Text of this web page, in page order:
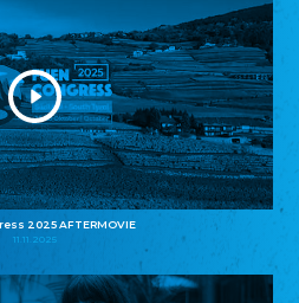
2025 AFTERMOVIE
11.11.2025